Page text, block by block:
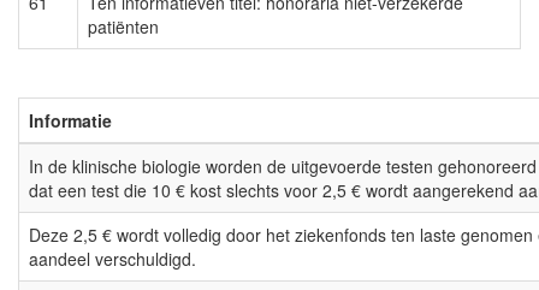
patiënten
Informatie
In de klinische biologie worden de uitgevoerde testen
dat een test die 10 € kost slechts voor 2,5 € wordt aangerekend
Deze 2,5 € wordt volledig door het ziekenfonds ten laste
aandeel verschuldigd.